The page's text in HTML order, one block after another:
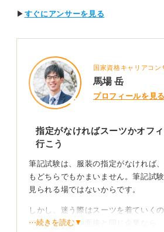
▶ すぐにアンサーを見る
国家資格キャリアコン
馬場 岳
プロフィールを見る
指定がなければスーツかオフ
行こう
筆記試験は、服装の指定がなければ
もどちらでもかまいません。筆記試
見られる場ではないからです。
しかし、迷う際はスーツを着ていく
です。説明会や面接と同じ企業なら
⋯続きを読む▼